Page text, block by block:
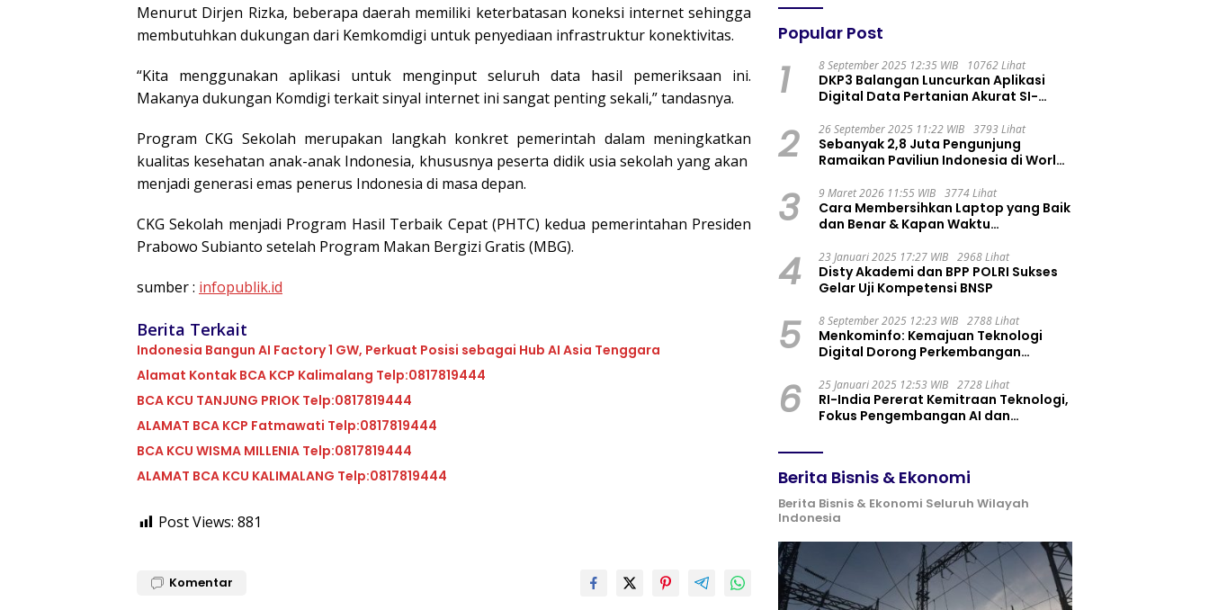
Menurut Dirjen Rizka, beberapa daerah memiliki keterbatasan koneksi internet sehingga
membutuhkan dukungan dari Kemkomdigi untuk penyediaan infrastruktur konektivitas.
“Kita menggunakan aplikasi untuk menginput seluruh data hasil pemeriksaan ini.
Makanya dukungan Komdigi terkait sinyal internet ini sangat penting sekali,” tandasnya.
Program CKG Sekolah merupakan langkah konkret pemerintah dalam meningkatkan
kualitas kesehatan anak-anak Indonesia, khususnya peserta didik usia sekolah yang akan
menjadi generasi emas penerus Indonesia di masa depan.
CKG Sekolah menjadi Program Hasil Terbaik Cepat (PHTC) kedua pemerintahan Presiden
Prabowo Subianto setelah Program Makan Bergizi Gratis (MBG).
sumber : infopublik.id
Berita Terkait
Indonesia Bangun AI Factory 1 GW, Perkuat Posisi sebagai Hub AI Asia Tenggara
Alamat Kontak BCA KCP Kalimalang Telp:0817819444
BCA KCU TANJUNG PRIOK Telp:0817819444
ALAMAT BCA KCP Fatmawati Telp:0817819444
BCA KCU WISMA MILLENIA Telp:0817819444
ALAMAT BCA KCU KALIMALANG Telp:0817819444
Post Views: 881
Komentar
Popular Post
1 8 September 2025 12:35 WIB 10762 Lihat
DKP3 Balangan Luncurkan Aplikasi
Digital Data Pertanian Akurat SI-
2 26 September 2025 11:22 WIB 3793 Lihat
Sebanyak 2,8 Juta Pengunjung
Ramaikan Paviliun Indonesia di World
3 9 Maret 2026 11:55 WIB 3774 Lihat
Cara Membersihkan Laptop yang Baik
dan Benar & Kapan Waktu
4 23 Januari 2025 17:27 WIB 2968 Lihat
Disty Akademi dan BPP POLRI Sukses
Gelar Uji Kompetensi BNSP
5 8 September 2025 12:23 WIB 2788 Lihat
Menkominfo: Kemajuan Teknologi
Digital Dorong Perkembangan
6 25 Januari 2025 12:53 WIB 2728 Lihat
RI-India Pererat Kemitraan Teknologi,
Fokus Pengembangan AI dan
Berita Bisnis & Ekonomi
Berita Bisnis & Ekonomi Seluruh Wilayah
Indonesia